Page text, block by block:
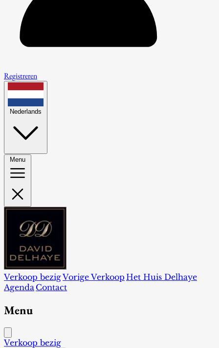
Registreren
Nederlands
Menu
Verkoop bezigVorige Verkoop Het Huis Delhaye
Agenda Contact
Menu
Verkoop bezig